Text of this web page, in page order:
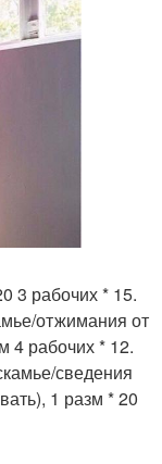
3 рабочих * 15.
отжимания от
4 рабочих * 12.
сведения
1 разм * 20